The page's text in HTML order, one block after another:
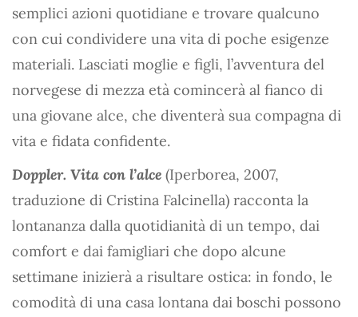
semplici azioni quotidiane e trovare qualcuno
con cui condividere una vita di poche esigenze
materiali. Lasciati moglie e figli, l’avventura del
norvegese di mezza età comincerà al fianco di
una giovane alce, che diventerà sua compagna di
vita e fidata confidente.
Doppler. Vita con l’alce (Iperborea, 2007,
traduzione di Cristina Falcinella) racconta la
lontananza dalla quotidianità di un tempo, dai
comfort e dai famigliari che dopo alcune
settimane inizierà a risultare ostica: in fondo, le
comodità di una casa lontana dai boschi possono